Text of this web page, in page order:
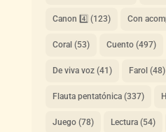
Canon 4️⃣ (123) Con
Coral(53) Cuento(497)
De viva voz(41) Farol(48)
Flauta pentatónica(337)
Juego(78) Lectura(54)